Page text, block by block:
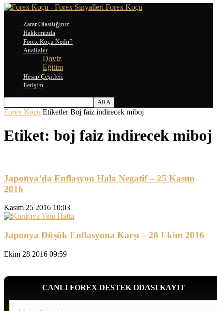
Forex Koçu
Zarar Olasılığınız
Hakkımızda
Forex Koçu Nedir?
Analizler
Doviz
Eğitim
Hesap Çeşitleri
İletişim
Forex Koçu Etiketler Boj faiz indirecek miboj
Etiket: boj faiz indirecek miboj
Japonya’da Enflasyon Hala Negatif – 25 Kasım
2016
Kasım 25 2016 10:03
Japonya Düşük Enflasyona Karşı – 28 Ekim 2016
Ekim 28 2016 09:59
CANLI FOREX DESTEK ODASI KAYIT